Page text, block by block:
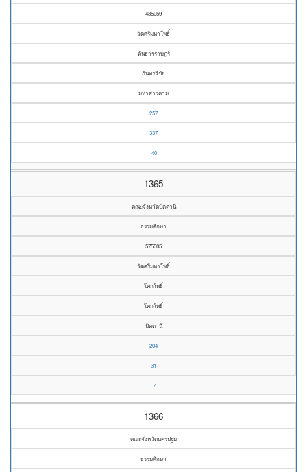
435059
วัดศรีมหาโพธิ์
คันธารราษฎร์
กันทรวิชัย
มหาสารคาม
257
337
40
1365
คณะจังหวัดปัตตานี
ธรรมศึกษา
575005
วัดศรีมหาโพธิ์
โคกโพธิ์
โคกโพธิ์
ปัตตานี
204
31
7
1366
คณะจังหวัดนครปฐม
ธรรมศึกษา